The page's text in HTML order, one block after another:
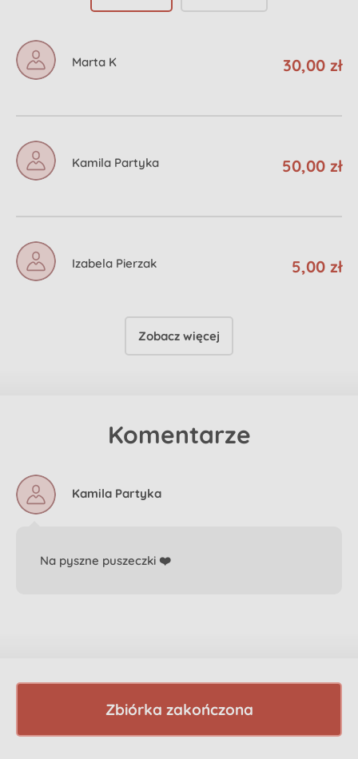
Marta K 30,00 zł
Kamila Partyka 50,00 zł
Izabela Pierzak 5,00 zł
Zobacz więcej
Komentarze
Kamila Partyka
Na pyszne puszeczki ❤️
Zbiórka zakończona